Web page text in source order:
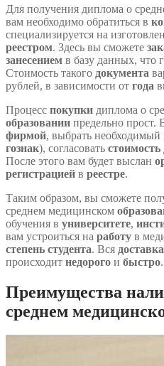
Для получения диплома о
вам необходимо обратиться в
специализируется на
реестром. Здесь вы сможете
занесением в базу данных, что
Стоимость такого документа
рублей, в зависимости от года
Процесс покупки диплома о
образовании предельно прост.
фирмой, выбрать необходимый
гознак), согласовать
После этого вам будет выслан
регистрацией в реестре.
Таким образом, вы сможете
среднем медицинском
обучения в университете,
вам устроиться на работу в
степень студента. Вся доставка
происходит недорого и быстро.
Преимущества
среднем